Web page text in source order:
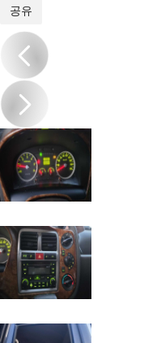
공유
/15